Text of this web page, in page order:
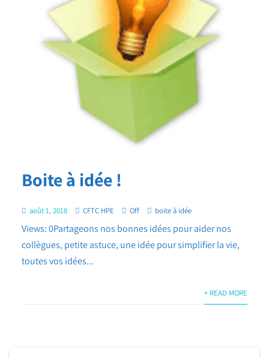
Boite à idée !
août 1, 2018 CFTC HPE Off boite à idée
Views: 0Partageons nos bonnes idées pour aider nos
collègues, petite astuce, une idée pour simplifier la vie,
toutes vos idées...
+ READ MORE